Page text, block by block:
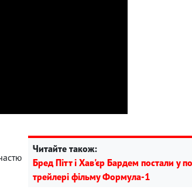
Читайте також:
Бред Пітт і Хав'єр Бардем постали у
трейлері фільму Формула-1